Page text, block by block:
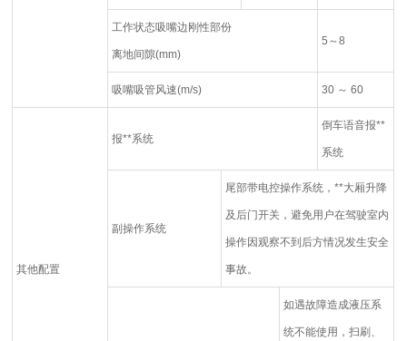
工作状态吸嘴边刚性部份
离地间隙(mm)
5～8
吸嘴吸管风速(m/s) 30 ～ 60
其他配置
报**系统
倒车语音报**
系统
副操作系统
尾部带电控操作系统，**大厢升降
及后门开关，避免用户在驾驶室内
操作因观察不到后方情况发生安全
事故。
如遇故障造成液压系
统不能使用，扫刷、